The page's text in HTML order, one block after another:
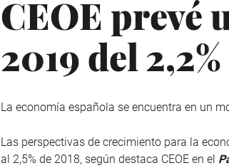
CEOE prevé
2019 del 2,2%
La economía española se encuentra en un
Las perspectivas de crecimiento para la
al 2,5% de 2018, según destaca CEOE en el